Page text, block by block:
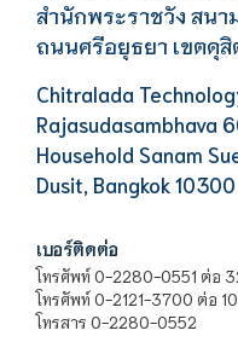
สำนักพระราชวัง สนา
ถนนศรีอยุธยา เขตดุสิ
Chitralada
Rajasudasambhava
Household Sanam
Dusit, Bangkok 10300
เบอร์ติดต่อ
โทรศัพท์ 0-2280-0551 ต่อ
โทรศัพท์ 0-2121-3700 ต่อ
โทรสาร 0-2280-0552